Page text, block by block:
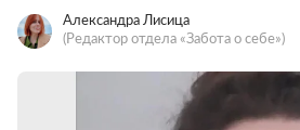
Александра Лисица
(Редактор отдела «Забота о себе»)